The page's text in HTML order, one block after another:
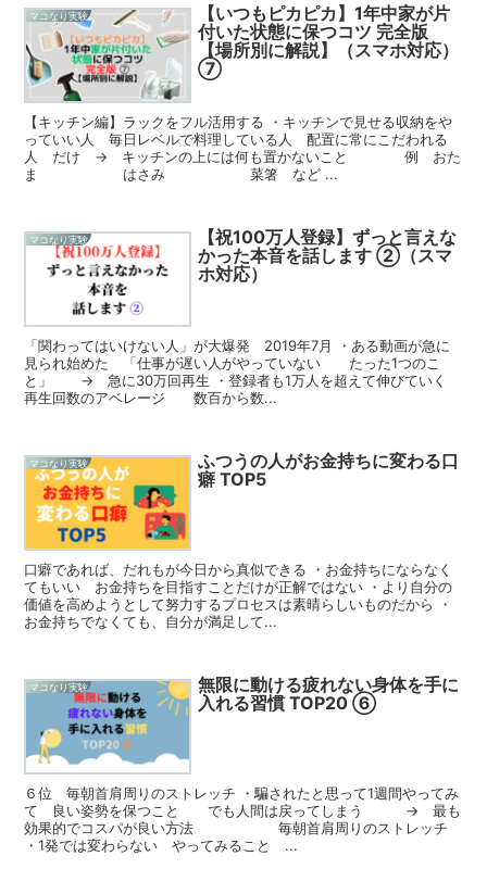
マコなり実験
【いつもピカピカ】1年中家が片
付いた状態に保つコツ 完全版
【場所別に解説】（スマホ対応）
⑦
【キッチン編】ラックをフル活用する ・キッチンで見せる収納をや
っていい人 毎日レベルで料理している人 配置に常にこだわれる
人 だけ → キッチンの上には何も置かないこと 例 おた
ま はさみ 菜箸 など ...
マコなり実験
【祝100万人登録】ずっと言えな
かった本音を話します ②（スマ
ホ対応）
「関わってはいけない人」が大爆発 2019年7月 ・ある動画が急に
見られ始めた 「仕事が遅い人がやっていない たった1つのこ
と」 → 急に30万回再生 ・登録者も1万人を超えて伸びていく
再生回数のアベレージ 数百から数...
マコなり実験
ふつうの人がお金持ちに変わる口
癖 TOP5
口癖であれば、だれもが今日から真似できる ・お金持ちにならなく
てもいい お金持ちを目指すことだけが正解ではない ・より自分の
価値を高めようとして努力するプロセスは素晴らしいものだから ・
お金持ちでなくても、自分が満足して...
マコなり実験
無限に動ける疲れない身体を手に
入れる習慣 TOP20 ⑥
６位 毎朝首肩周りのストレッチ ・騙されたと思って1週間やってみ
て 良い姿勢を保つこと でも人間は戻ってしまう → 最も
効果的でコスパが良い方法 毎朝首肩周りのストレッチ
・1発では変わらない やってみること ...